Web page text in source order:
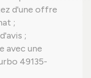
d'une offre
;
;
avec une
49135-